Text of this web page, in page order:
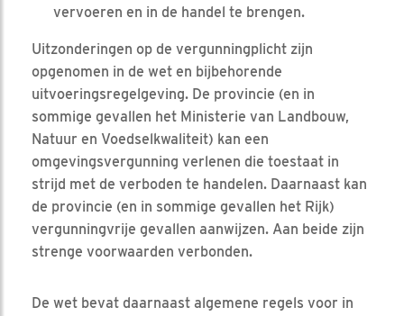
vervoeren en in de handel te brengen.
Uitzonderingen op de vergunningplicht zijn
opgenomen in de wet en bijbehorende
uitvoeringsregelgeving. De provincie (en in
sommige gevallen het Ministerie van Landbouw,
Natuur en Voedselkwaliteit) kan een
omgevingsvergunning verlenen die toestaat in
strijd met de verboden te handelen. Daarnaast kan
de provincie (en in sommige gevallen het Rijk)
vergunningvrije gevallen aanwijzen. Aan beide zijn
strenge voorwaarden verbonden.
De wet bevat daarnaast algemene regels voor in